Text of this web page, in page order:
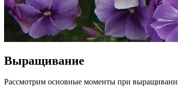
Выращивание
Рассмотрим основные моменты при